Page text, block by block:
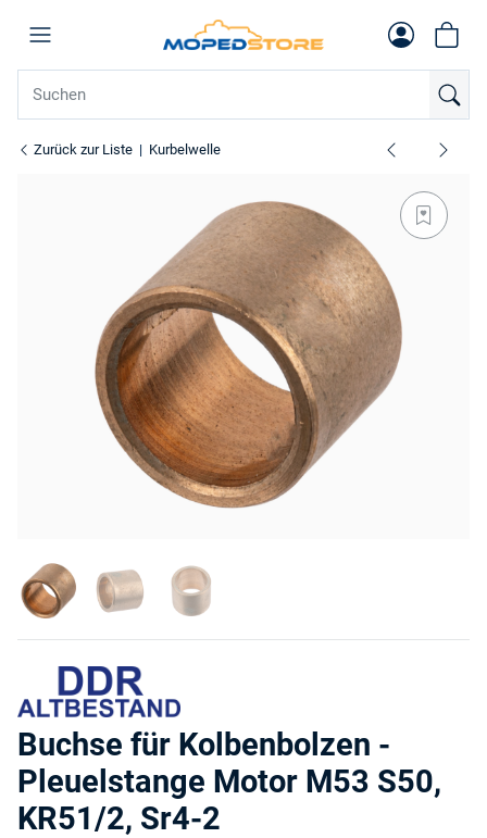
Zurück zur Liste Kurbelwelle
Buchse für Kolbenbolzen -
Pleuelstange Motor M53 S50,
KR51/2, Sr4-2